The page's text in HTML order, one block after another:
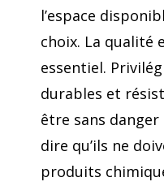
l’espace
choix. La qualité
essentiel.
durables et
être sans danger
dire qu’ils ne
produits